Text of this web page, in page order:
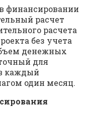
финансировании
расчет
расчета
без учета
денежных
для
каждый
один месяц.